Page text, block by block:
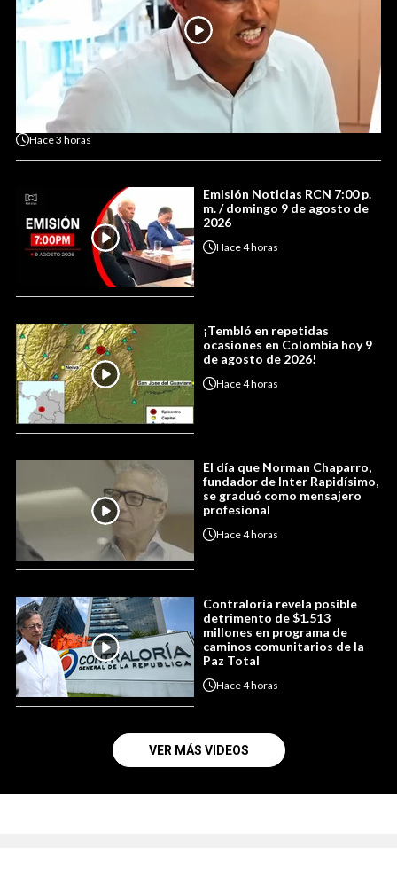
Hace3 horas
Emisión Noticias RCN 7:00 p.
m. / domingo 9 de agosto de
2026
Hace4 horas
¡Tembló en repetidas
ocasiones en Colombia hoy 9
de agosto de 2026!
Hace4 horas
El día que Norman Chaparro,
fundador de Inter Rapidísimo,
se graduó como mensajero
profesional
Hace4 horas
Contraloría revela posible
detrimento de $1.513
millones en programa de
caminos comunitarios de la
Paz Total
Hace4 horas
VER MÁS VIDEOS